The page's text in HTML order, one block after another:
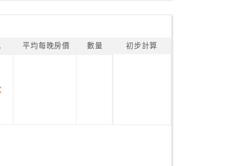
平均每晚房價 數量 初步計算